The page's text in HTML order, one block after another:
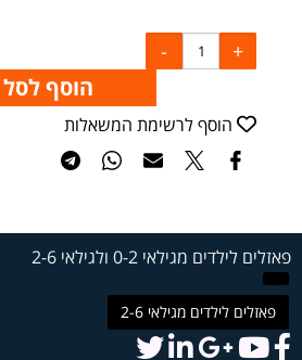
הוסף לסל
הוסף לרשימת המשאלות
פאזלים לילדים מגילאי 0-2 ולגילאי 2-6
פאזלים לילדים מגילאי 2-6